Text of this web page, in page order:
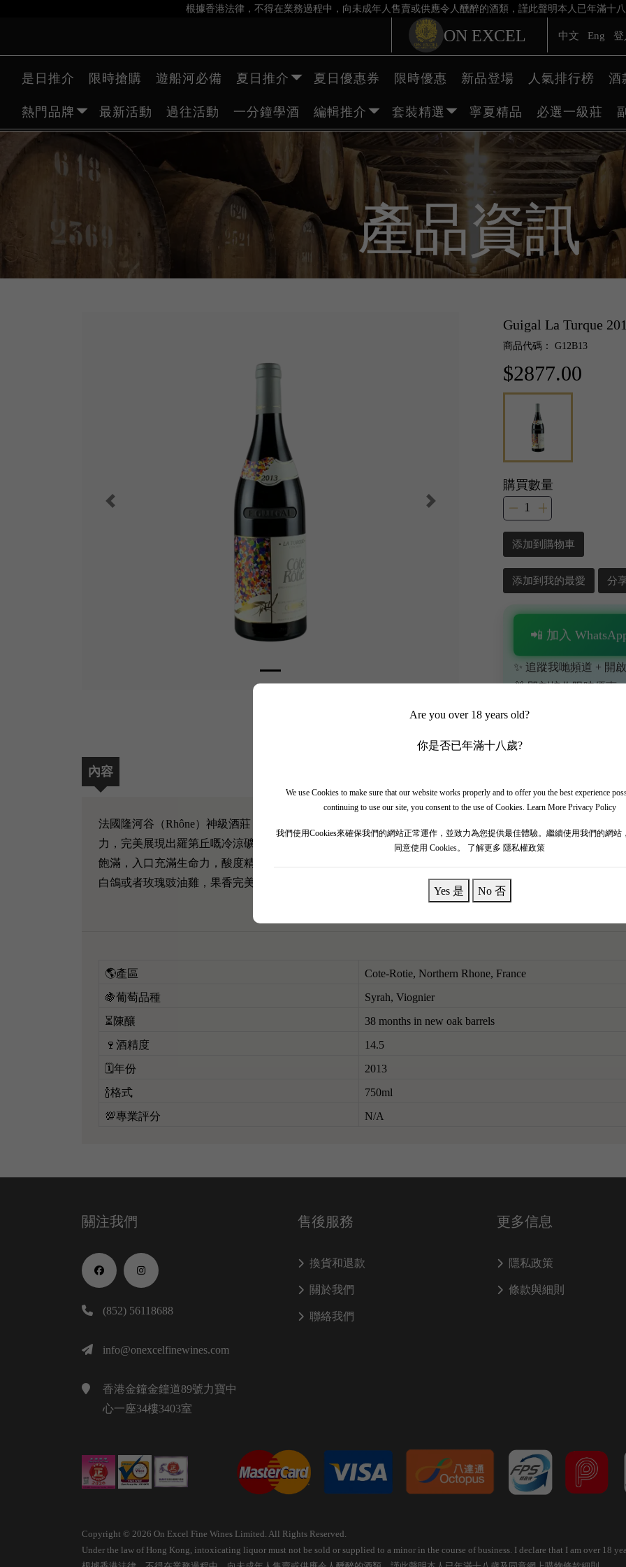
根據香港法律，不得在業務過程中，向未成年人售賣或供應令人醺醉的酒類，謹此聲明本人已年滿十
ON EXCEL 中文 Eng 登
是日推介 限時搶購 遊船河必備 夏日推介 夏日優惠券 限時優惠 新品登場 人氣排行榜 酒
熱門品牌 最新活動 過往活動 一分鐘學酒 編輯推介 套裝精選 寧夏精品 必選一級莊
Are you over 18 years old?
你是否已年滿十八歲?
We use Cookies to make sure that our website works properly and to offer you the best experience
continuing to use our site, you consent to the use of Cookies. Learn More Privacy Policy
我們使用Cookies來確保我們的網站正常運作，並致力為您提供最佳體驗。繼續使用我們的網站
同意使用 Cookies。 了解更多 隱私權政策
Yes 是 No 否
產品資訊
Guigal La Turque
商品代碼： G12B13
$2877.00
購買數量
添加到購物車
添加到我的最愛 分
📲 加入
✨ 追蹤我哋頻道 + 開
🎁 即刻接收限時優惠
內容
法國隆河谷（Rhône）神級酒莊 Guigal 嘅傳奇「三劍客」之一——La Turque 2013 精準之作！ 2013 涼爽年
力，完美展現出羅第丘嘅冷涼礦物感。 香氣非常高雅，充滿新鮮嘅黑桑子、紅莓、紫羅蘭，伴隨住高雅嘅
飽滿，入口充滿生命力，酸度精準開胃，單寧結實細密，完全無厚重感，極之立體。 呢支極具法式高雅氣
白鴿或者玫瑰豉油雞，果香完美昇華！
🌎產區 Cote-Rotie, Northern Rhone, France
🍇葡萄品種 Syrah, Viognier
⏳陳釀 38 months in new oak barrels
🍷酒精度 14.5
🗓️年份 2013
🍾格式 750ml
💯專業評分 N/A
關注我們
(852) 56118688
info@onexcelfinewines.com
香港金鐘金鐘道89號力寶中
心一座34樓3403室
售後服務
換貨和退款
關於我們
聯絡我們
更多信息
隱私政策
條款與細則
Copyright © 2026 On Excel Fine Wines Limited. All Rights Reserved.
Under the law of Hong Kong, intoxicating liquor must not be sold or supplied to a minor in the course of business. I declare that I am over 18